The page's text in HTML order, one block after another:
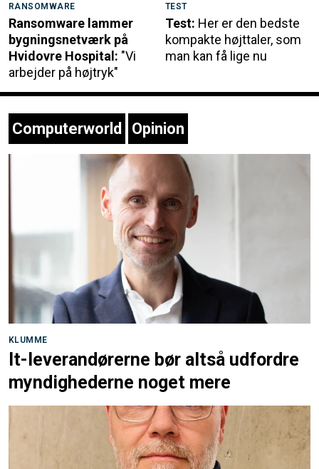
RANSOMWARE
Ransomware lammer
bygningsnetværk på
Hvidovre Hospital: "Vi
arbejder på højtryk"
TEST
Test: Her er den bedste
kompakte højttaler, som
man kan få lige nu
Computerworld Opinion
KLUMME
It-leverandørerne bør altså udfordre
myndighederne noget mere